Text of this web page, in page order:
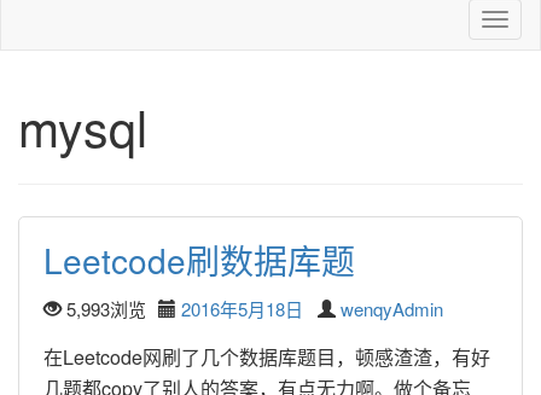
mysql
Leetcode刷数据库题
5,993浏览 2016年5月18日 wenqyAdmin
在Leetcode网刷了几个数据库题目，顿感渣渣，有好
几题都copy了别人的答案，有点无力啊。做个备忘